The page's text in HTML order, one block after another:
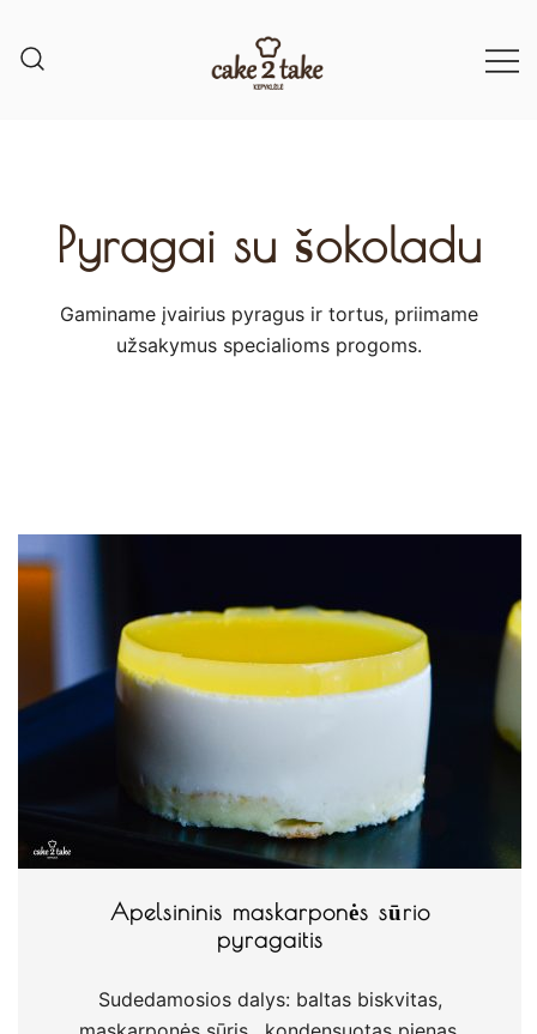
Pyragai su šokoladu
Gaminame įvairius pyragus ir tortus, priimame
užsakymus specialioms progoms.​
Apelsininis maskarponės sūrio
pyragaitis
Sudedamosios dalys: baltas biskvitas,